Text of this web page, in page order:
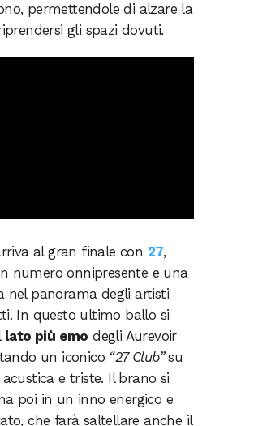
permettendole di alzare la
gli spazi dovuti.
al gran finale con 27,
numero onnipresente e una
nel panorama degli artisti
In questo ultimo ballo si
lato più emo degli Aurevoir
un iconico “27 Club”su
acustica e triste. Il brano si
poi in un inno energico e
che farà saltellare anche il